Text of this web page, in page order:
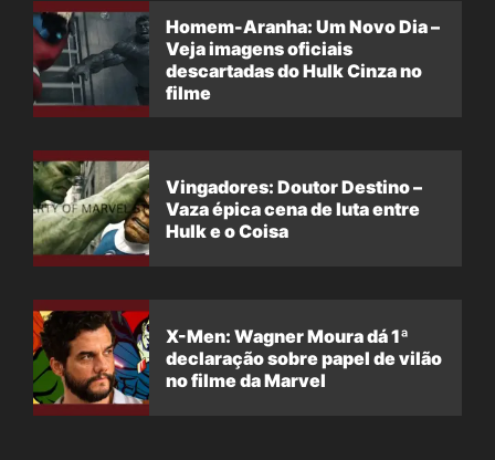
Homem-Aranha: Um Novo Dia –
Veja imagens oficiais
descartadas do Hulk Cinza no
filme
Vingadores: Doutor Destino –
Vaza épica cena de luta entre
Hulk e o Coisa
X-Men: Wagner Moura dá 1ª
declaração sobre papel de vilão
no filme da Marvel